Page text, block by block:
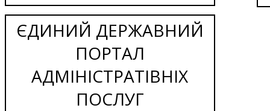
ЄДИНИЙ ДЕРЖАВНИЙ
ПОРТАЛ
АДМІНІСТРАТІВНІХ
ПОСЛУГ